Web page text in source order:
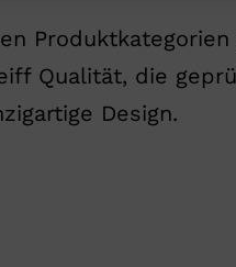
Qualität, die
Design.